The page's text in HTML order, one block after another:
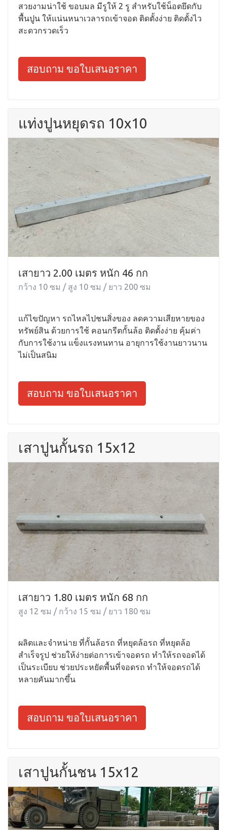
สวยงามน่าใช้ ขอบมล มีรูให้ 2 รู สำหรับใช้น็อตยึดกับ
พื้นปูน ให้แน่นหนาเวลารถเข้าจอด ติดตั้งง่าย ติดตั้งไว
สะดวกรวดเร็ว
สอบถาม ขอใบเสนอราคา
แท่งปูนหยุดรถ 10x10
เสายาว 2.00 เมตร หนัก 46 กก
กว้าง 10 ซม / สูง 10 ซม / ยาว 200 ซม
แก้ไขปัญหา รถไหลไปชนสิ่งของ ลดความเสียหายของ
ทรัพย์สิน ด้วยการใช้ คอนกรีตกั้นล้อ ติดตั้งง่าย คุ้มค่า
กับการใช้งาน แข็งแรงทนทาน อายุการใช้งานยาวนาน
ไม่เป็นสนิม
สอบถาม ขอใบเสนอราคา
เสาปูนกั้นรถ 15x12
เสายาว 1.80 เมตร หนัก 68 กก
สูง 12 ซม / กว้าง 15 ซม / ยาว 180 ซม
ผลิตและจำหน่าย ที่กั้นล้อรถ ที่หยุดล้อรถ ที่หยุดล้อ
สำเร็จรูป ช่วยให้ง่ายต่อการเข้าจอดรถ ทำให้รถจอดได้
เป็นระเบียบ ช่วยประหยัดพื้นที่จอดรถ ทำให้จอดรถได้
หลายคันมากขึ้น
สอบถาม ขอใบเสนอราคา
เสาปูนกั้นชน 15x12